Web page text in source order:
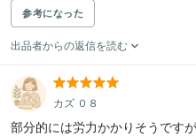
参考になった
出品者からの返信を読む
カズ ０８
部分的には労力かかりそうです